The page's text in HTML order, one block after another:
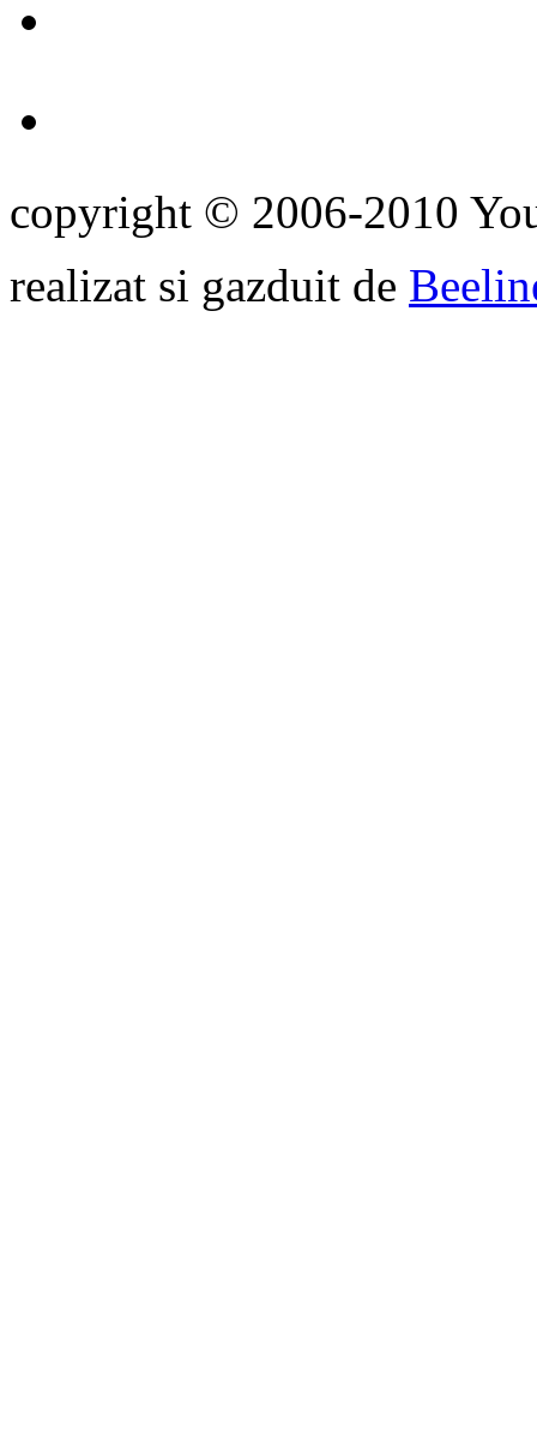
copyright © 2006-2010
realizat si gazduit de